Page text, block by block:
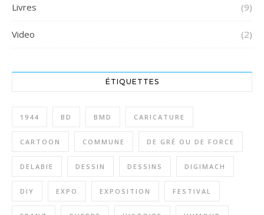
Livres (9)
Video (2)
ÉTIQUETTES
1944 BD BMD CARICATURE
CARTOON COMMUNE DE GRÉ OU DE FORCE
DELABIE DESSIN DESSINS DIGIMACH
DIY EXPO EXPOSITION FESTIVAL